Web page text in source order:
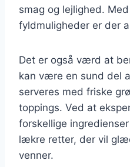
smag og lejlighed.
fyldmuligheder er der
Det er også værd at
kan være en sund del
serveres med friske
toppings. Ved at
forskellige
lækre retter, der vil
venner.